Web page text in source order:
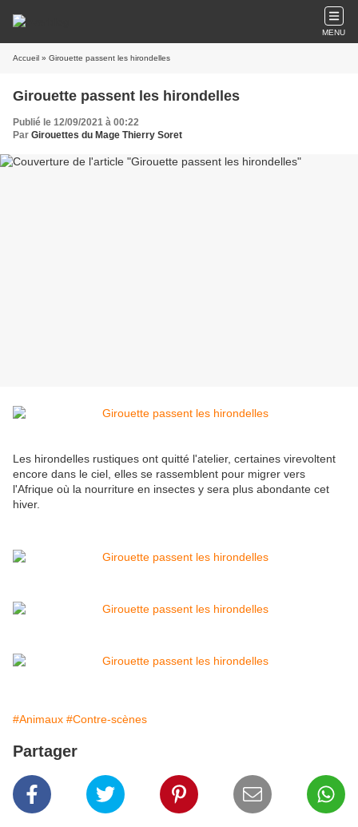
MENU
Accueil » Girouette passent les hirondelles
Girouette passent les hirondelles
Publié le 12/09/2021 à 00:22
Par Girouettes du Mage Thierry Soret
Les hirondelles rustiques ont quitté l'atelier, certaines virevoltent
encore dans le ciel, elles se rassemblent pour migrer vers
l'Afrique où la nourriture en insectes y sera plus abondante cet
hiver.
#Animaux #Contre-scènes
Partager